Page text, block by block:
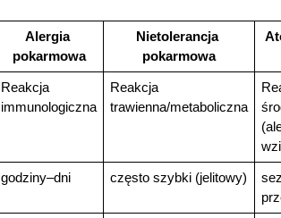
Alergia
pokarmowa
Nietolerancja
pokarmowa
Reakcja
immunologiczna
Reakcja
trawienna/metaboliczna
godziny–dni często szybki (jelitowy)